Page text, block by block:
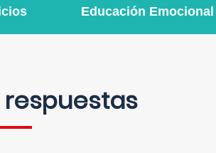
Educación Emocional